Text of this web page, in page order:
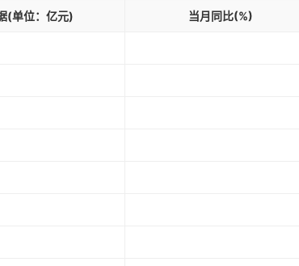
(单位：亿元) 当月同比(%)